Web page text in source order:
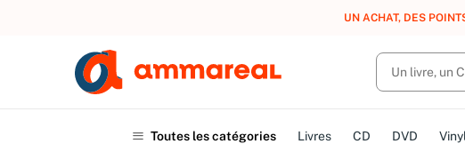
UN ACHAT, DES
Toutes les catégories Livres CD DVD